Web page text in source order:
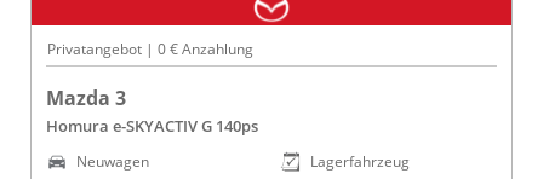
Privatangebot | 0 € Anzahlung
Mazda 3
Homura e-SKYACTIV G 140ps
Neuwagen
Lagerfahrzeug